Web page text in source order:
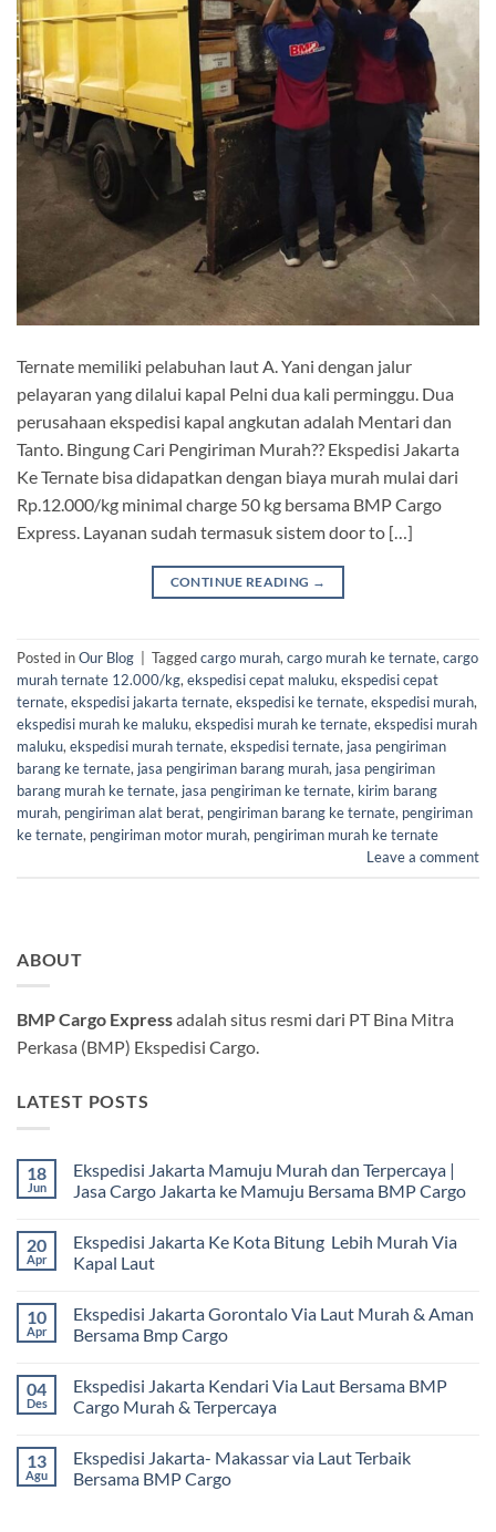
Ternate memiliki pelabuhan laut A. Yani dengan jalur
pelayaran yang dilalui kapal Pelni dua kali perminggu. Dua
perusahaan ekspedisi kapal angkutan adalah Mentari dan
Tanto. Bingung Cari Pengiriman Murah?? Ekspedisi Jakarta
Ke Ternate bisa didapatkan dengan biaya murah mulai dari
Rp.12.000/kg minimal charge 50 kg bersama BMP Cargo
Express. Layanan sudah termasuk sistem door to […]
CONTINUE READING →
Posted inOur Blog Taggedcargo murah, cargo murah ke ternate, cargo
murah ternate 12.000/kg, ekspedisi cepat maluku, ekspedisi cepat
ternate, ekspedisi jakarta ternate, ekspedisi ke ternate, ekspedisi murah,
ekspedisi murah ke maluku, ekspedisi murah ke ternate, ekspedisi murah
maluku, ekspedisi murah ternate, ekspedisi ternate, jasa pengiriman
barang ke ternate, jasa pengiriman barang murah, jasa pengiriman
barang murah ke ternate, jasa pengiriman ke ternate, kirim barang
murah, pengiriman alat berat, pengiriman barang ke ternate, pengiriman
ke ternate, pengiriman motor murah, pengiriman murah ke ternate
Leave a comment
ABOUT
BMP Cargo Expressadalah situs resmi dari PT Bina Mitra
Perkasa (BMP) Ekspedisi Cargo.
LATEST POSTS
18
Jun
Ekspedisi Jakarta Mamuju Murah dan Terpercaya |
Jasa Cargo Jakarta ke Mamuju Bersama BMP Cargo
komentar
pada
Ekspedisi
Murah
dan
Terpercaya
Cargo
Jakarta
ke
BMP
Cargo
20
Apr
Ekspedisi Jakarta Ke Kota Bitung Lebih Murah Via
Kapal Laut
komentar
pada
Ekspedisi
Kota
Bitung
Lebih
Kapal
Laut
10
Apr
Ekspedisi Jakarta Gorontalo Via Laut Murah & Aman
Bersama Bmp Cargo
komentar
pada
Ekspedisi
Via
Laut
Murah
04
Des
Ekspedisi Jakarta Kendari Via Laut Bersama BMP
Cargo Murah & Terpercaya
komentar
pada
Ekspedisi
13
Agu
Ekspedisi Jakarta- Makassar via Laut Terbaik
Bersama BMP Cargo